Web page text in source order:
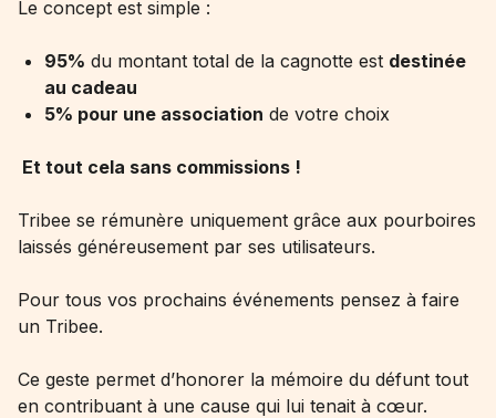
Le concept est simple :
95% du montant total de la cagnotte est destinée
au cadeau
5% pour une association de votre choix
Et tout cela sans commissions !
Tribee se rémunère uniquement grâce aux pourboires
laissés généreusement par ses utilisateurs.
Pour tous vos prochains événements pensez à faire
un Tribee.
Ce geste permet d’honorer la mémoire du défunt tout
en contribuant à une cause qui lui tenait à cœur.